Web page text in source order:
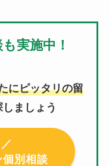
実施中！
にピッタリの留
しましょう
別相談